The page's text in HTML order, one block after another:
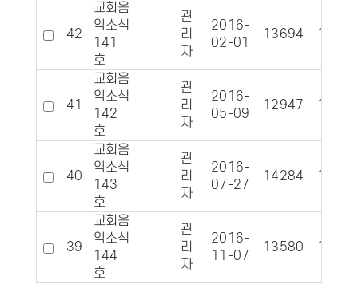
42
교회음
악소식
141
호
관
리
자
2016-
02-01
13694 1394
41
교회음
악소식
142
호
관
리
자
2016-
05-09
12947 1331
40
교회음
악소식
143
호
관
리
자
2016-
07-27
14284 1392
39
교회음
악소식
144
호
관
리
자
2016-
11-07
13580 1341